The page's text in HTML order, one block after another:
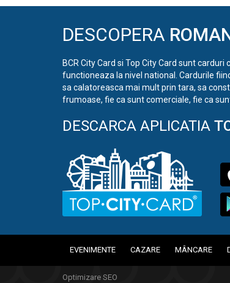
DESCOPERA
BCR City Card si Top City Card sunt
functioneaza la nivel national. Cardurile
sa calatoreasca mai mult prin tara, sa
frumoase, fie ca sunt comerciale, fie ca
DESCARCA APLICATIA
EVENIMENTE CAZARE MÂNCARE
Optimizare SEO